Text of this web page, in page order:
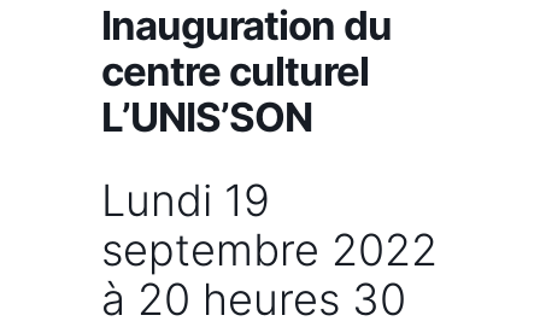
Inauguration du
centre culturel
L’UNIS’SON
Lundi 19
septembre 2022
à 20 heures 30